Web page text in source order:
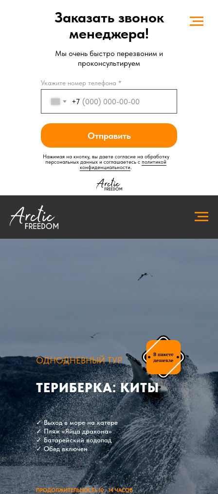
+7
Отправить
Заказать звонок
менеджера!
Мы очень быстро перезвоним и
проконсультируем
Нажимая на кнопку, вы даете согласие на обработку
персональных данных и соглашаетесь c политикой
конфиденциальности.
Укажите номер телефона *
✓ Выход в море на катере
✓ Пляж «Яйца дракона»
✓ Батарейский водопад
✓ Обед включен
ОДНОДНЕВНЫЙ ТУР
ТЕРИБЕРКА: КИТЫ
ПРОДОЛЖИТЕЛЬНОСТЬ 10 - 14 ЧАСОВ